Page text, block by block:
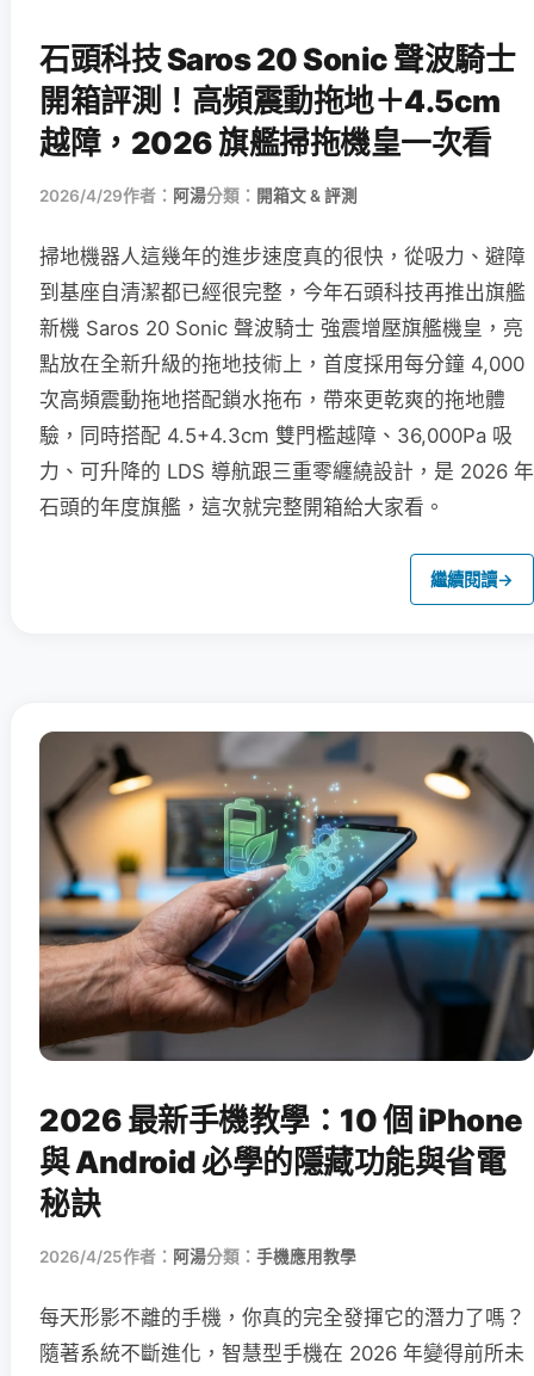
石頭科技 Saros 20 Sonic 聲波騎士
開箱評測！高頻震動拖地＋4.5cm
越障，2026 旗艦掃拖機皇一次看
2026/4/29作者： 阿湯分類： 開箱文 & 評測
掃地機器人這幾年的進步速度真的很快，從吸力、避障
到基座自清潔都已經很完整，今年石頭科技再推出旗艦
新機 Saros 20 Sonic 聲波騎士 強震增壓旗艦機皇，亮
點放在全新升級的拖地技術上，首度採用每分鐘 4,000
次高頻震動拖地搭配鎖水拖布，帶來更乾爽的拖地體
驗，同時搭配 4.5+4.3cm 雙門檻越障、36,000Pa 吸
力、可升降的 LDS 導航跟三重零纏繞設計，是 2026 年
石頭的年度旗艦，這次就完整開箱給大家看。
繼續閱讀→
2026 最新手機教學：10 個 iPhone
與 Android 必學的隱藏功能與省電
秘訣
2026/4/25作者： 阿湯分類： 手機應用教學
每天形影不離的手機，你真的完全發揮它的潛力了嗎？
隨著系統不斷進化，智慧型手機在 2026 年變得前所未